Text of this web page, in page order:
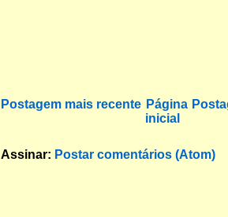
Postagem mais recente Página
inicial
Assinar: Postar comentários (Atom)